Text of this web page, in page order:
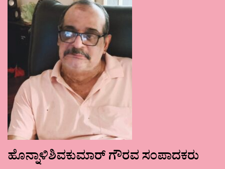
ಹೊನ್ನಾಳಿಶಿವಕುಮಾರ್ ಗೌರವ ಸಂಪಾದಕರು